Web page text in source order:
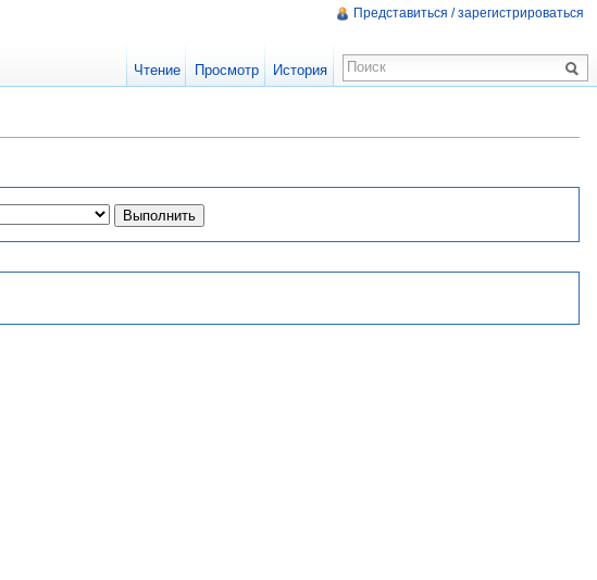
Представиться / зарегистрироваться
Чтение Просмотр История